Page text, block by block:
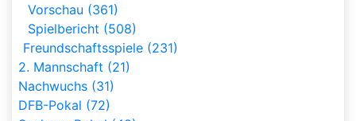
Vorschau (361)
Spielbericht (508)
Freundschaftsspiele (231)
2. Mannschaft (21)
Nachwuchs (31)
DFB-Pokal (72)